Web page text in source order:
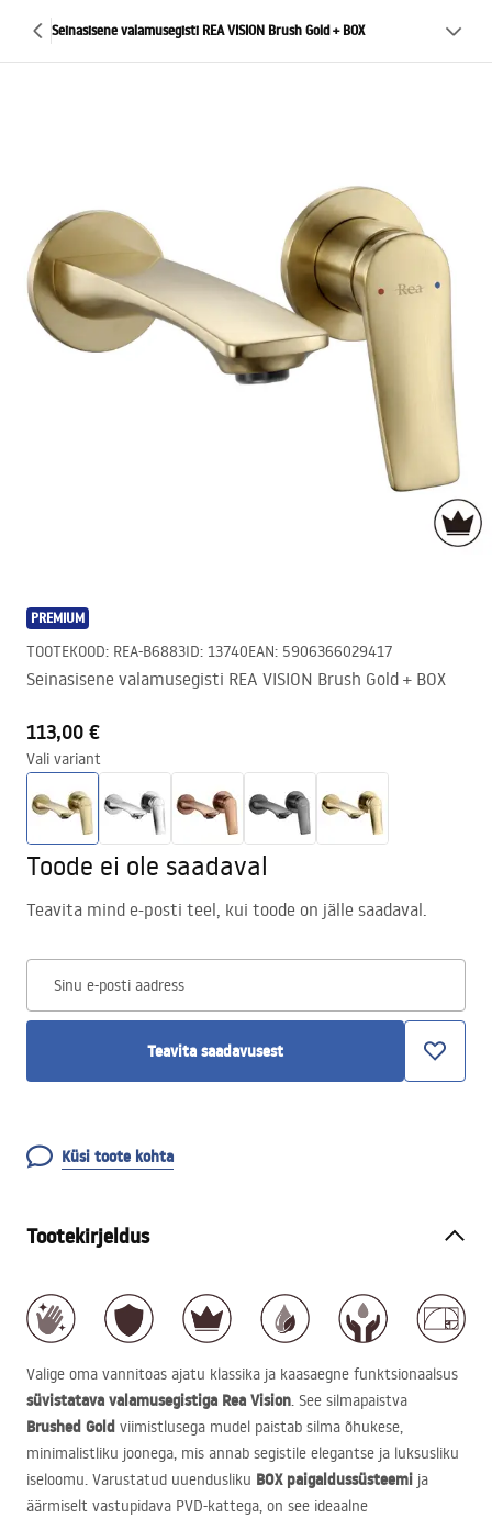
Seinasisene valamusegisti REA VISION Brush Gold + BOX
PREMIUM
TOOTEKOOD: REA-B6883ID: 13740EAN: 5906366029417
Seinasisene valamusegisti REA VISION Brush Gold + BOX
113,00 €
Vali variant
Toode ei ole saadaval
Teavita mind e-posti teel, kui toode on jälle saadaval.
Sinu e-posti aadress
Teavita saadavusest
Küsi toote kohta
Tootekirjeldus
Valige oma vannitoas ajatu klassika ja kaasaegne funktsionaalsus
süvistatava valamusegistiga Rea Vision. See silmapaistva
Brushed Gold viimistlusega mudel paistab silma õhukese,
minimalistliku joonega, mis annab segistile elegantse ja luksusliku
iseloomu. Varustatud uuendusliku BOXpaigaldussüsteemi ja
äärmiselt vastupidava PVD-kattega, on see ideaalne